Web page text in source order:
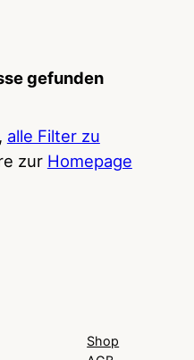
gefunden
alle Filter zu
zur Homepage
Shop